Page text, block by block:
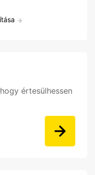
értesülhessen